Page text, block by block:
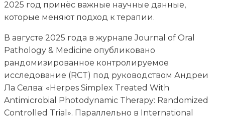
2025 год принёс важные научные данные,
которые меняют подход к терапии.
В августе 2025 года в журнале Journal of Oral
Pathology & Medicine опубликовано
рандомизированное контролируемое
исследование (RCT) под руководством Андреи
Ла Селва: «Herpes Simplex Treated With
Antimicrobial Photodynamic Therapy: Randomized
Controlled Trial». Параллельно в International